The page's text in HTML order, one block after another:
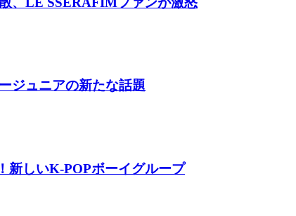
ジュニアの新たな話題
新しいK-POPボーイグループ